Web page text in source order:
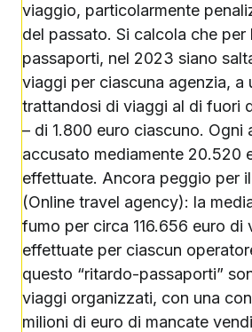
viaggio, particolarmente
del passato. Si calcola che per
passaporti, nel 2023 siano
viaggi per ciascuna agenzia, a
trattandosi di viaggi al di fuori
– di 1.800 euro ciascuno. Ogni
accusato mediamente 20.520
effettuate. Ancora peggio per
(Online travel agency): la
fumo per circa 116.656 euro di
effettuate per ciascun
questo “ritardo-passaporti”
viaggi organizzati, con una
milioni di euro di mancate